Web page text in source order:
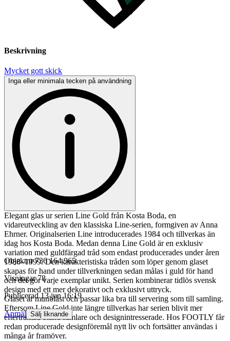
Beskrivning
Mycket gott skick
Inga eller minimala tecken på användning
Elegant glas ur serien Line Gold från Kosta Boda, en
vidareutveckling av den klassiska Line-serien, formgiven av Anna
Ehrner. Originalserien Line introducerades 1984 och tillverkas än
idag hos Kosta Boda. Medan denna Line Gold är en exklusiv
variation med guldfärgad tråd som endast producerades under åren
1988–1999. Den karakteristiska tråden som löper genom glaset
skapas för hand under tillverkningen sedan målas i guld för hand
och det gör varje exemplar unikt. Serien kombinerar tidlös svensk
design med ett mer dekorativt och exklusivt uttryck.
Glaset är munblåst och passar lika bra till servering som till samling.
Eftersom Line Gold inte längre tillverkas har serien blivit mer
eftertraktad bland samlare och designintresserade. Hos FOOTLY får
redan producerade designföremål nytt liv och fortsätter användas i
många år framöver.
Objektnr 736 164 965
Visningar 78
Publicerad 13 jun 16:19
Anmäl Sälj liknande